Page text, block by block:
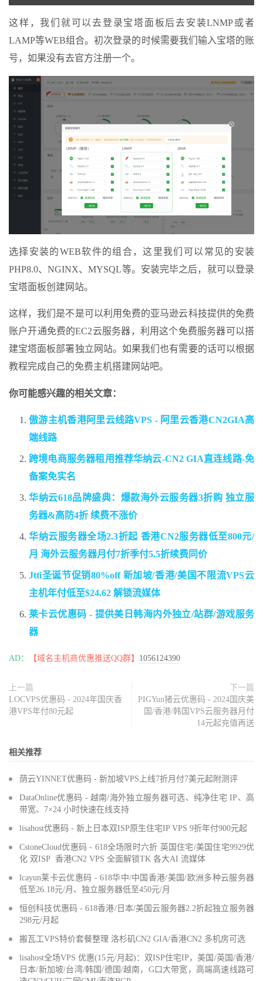
这样，我们就可以去登录宝塔面板后去安装LNMP或者
LAMP等WEB组合。初次登录的时候需要我们输入宝塔的账
号，如果没有去官方注册一个。
选择安装的WEB软件的组合，这里我们可以常见的安装
PHP8.0、NGINX、MYSQL等。安装完毕之后，就可以登录
宝塔面板创建网站。
这样，我们是不是可以利用免费的亚马逊云科技提供的免费
账户开通免费的EC2云服务器，利用这个免费服务器可以搭
建宝塔面板部署独立网站。如果我们也有需要的话可以根据
教程完成自己的免费主机搭建网站吧。
你可能感兴趣的相关文章：
傲游主机香港阿里云线路VPS - 阿里云香港CN2GIA高
端线路
跨境电商服务器租用推荐华纳云-CN2 GIA直连线路-免
备案免实名
华纳云618品牌盛典：爆款海外云服务器3折购 独立服
务器&高防4折 续费不涨价
华纳云服务器全场2.3折起 香港CN2服务器低至800元/
月 海外云服务器月付7折季付5.5折续费同价
Jtti圣诞节促销80%off 新加坡/香港/美国不限流VPS云
主机年付低至$24.62 解锁流媒体
莱卡云优惠码 - 提供美日韩海内外独立/站群/游戏服务
器
AD： 【域名主机商优惠推送QQ群】 1056124390
上一篇
LOCVPS优惠码 - 2024年国庆香
港VPS年付80元起
下一篇
PIGYun猪云优惠码 - 2024国庆美
国/香港/韩国VPS云服务器月付
14元起充值再送
相关推荐
荫云YINNET优惠码 - 新加坡VPS上线7折月付7美元起附测评
DataOnline优惠码 - 越南/海外独立服务器可选、纯净住宅 IP、高
带宽、7×24 小时快速在线支持
lisahost优惠码 - 新上日本双ISP原生住宅IP VPS 9折年付900元起
CstoneCloud优惠码 - 618全场限时六折 英国住宅/美国住宅9929优
化 双ISP 香港CN2 VPS 全面解锁TK 各大AI 流媒体
lcayun莱卡云优惠码 - 618华中/中国香港/美国/欧洲多种云服务器
低至26.18元/月、独立服务器低至450元/月
恒创科技优惠码 - 618香港/日本/美国云服务器2.2折起独立服务器
298元/月起
搬瓦工VPS特价套餐整理 洛杉矶CN2 GIA/香港CN2 多机房可选
lisahost全场VPS 优惠(15元/月起)：双ISP住宅IP，美国/英国/香港/
日本/新加坡/台湾/韩国/德国/越南，G口大带宽，高端高速线路可